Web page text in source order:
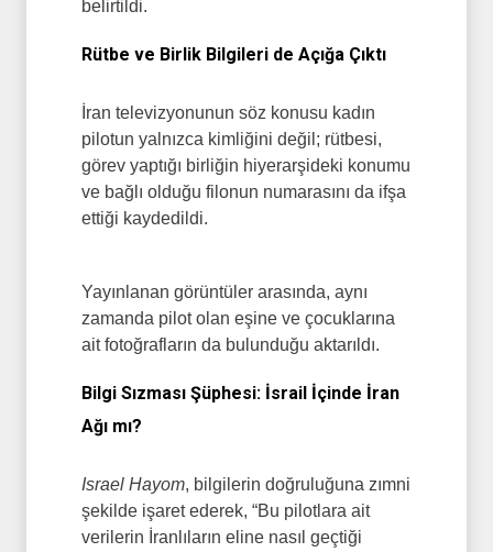
belirtildi.
Rütbe ve Birlik Bilgileri de Açığa Çıktı
İran televizyonunun söz konusu kadın
pilotun yalnızca kimliğini değil; rütbesi,
görev yaptığı birliğin hiyerarşideki konumu
ve bağlı olduğu filonun numarasını da ifşa
ettiği kaydedildi.
Yayınlanan görüntüler arasında, aynı
zamanda pilot olan eşine ve çocuklarına
ait fotoğrafların da bulunduğu aktarıldı.
Bilgi Sızması Şüphesi: İsrail İçinde İran
Ağı mı?
Israel Hayom, bilgilerin doğruluğuna zımni
şekilde işaret ederek, “Bu pilotlara ait
verilerin İranlıların eline nasıl geçtiği